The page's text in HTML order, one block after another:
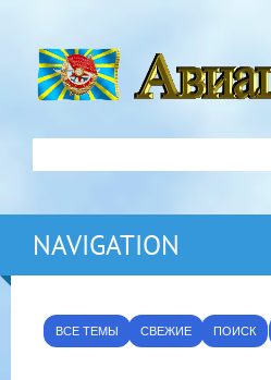
NAVIGATION
ВСЕ ТЕМЫ СВЕЖИЕ ПОИСК